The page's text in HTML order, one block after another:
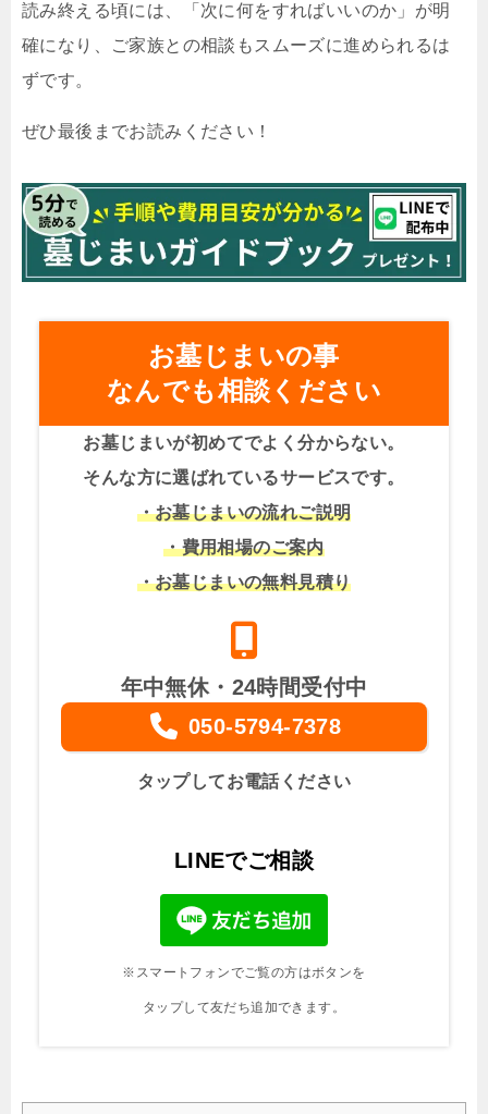
読み終える頃には、「次に何をすればいいのか」が明
確になり、ご家族との相談もスムーズに進められるは
ずです。
ぜひ最後までお読みください！
お墓じまいの事
なんでも相談ください
お墓じまいが初めてでよく分からない。
そんな方に選ばれているサービスです。
・お墓じまいの流れご説明
・費用相場のご案内
・お墓じまいの無料見積り
年中無休・24時間受付中
050-5794-7378
タップしてお電話ください
LINEでご相談
※スマートフォンでご覧の方はボタンを
タップして友だち追加できます。